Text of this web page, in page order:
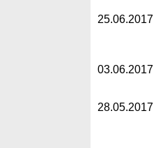
25.06.2017
03.06.2017
28.05.2017